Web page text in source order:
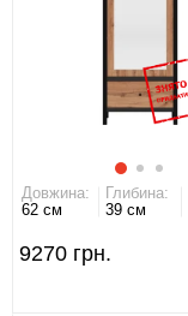
Довжина:
62 см
Глибина:
39 см
9270 грн.